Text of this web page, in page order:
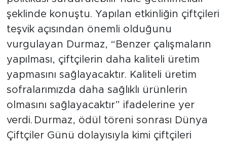
şeklinde konuştu. Yapılan etkinliğin çiftçileri
teşvik açısından önemli olduğunu
vurgulayan Durmaz, “Benzer çalışmaların
yapılması, çiftçilerin daha kaliteli üretim
yapmasını sağlayacaktır. Kaliteli üretim
sofralarımızda daha sağlıklı ürünlerin
olmasını sağlayacaktır” ifadelerine yer
verdi. Durmaz, ödül töreni sonrası Dünya
Çiftçiler Günü dolayısıyla kimi çiftçileri